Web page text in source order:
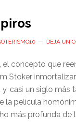
DEJA UN
el concepto que
Stoker
casi un siglo más
la película
más profunda de